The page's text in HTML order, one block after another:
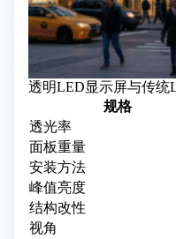
透明LED显示屏与传统
规格
透光率
面板重量
安装方法
峰值亮度
结构改性
视角